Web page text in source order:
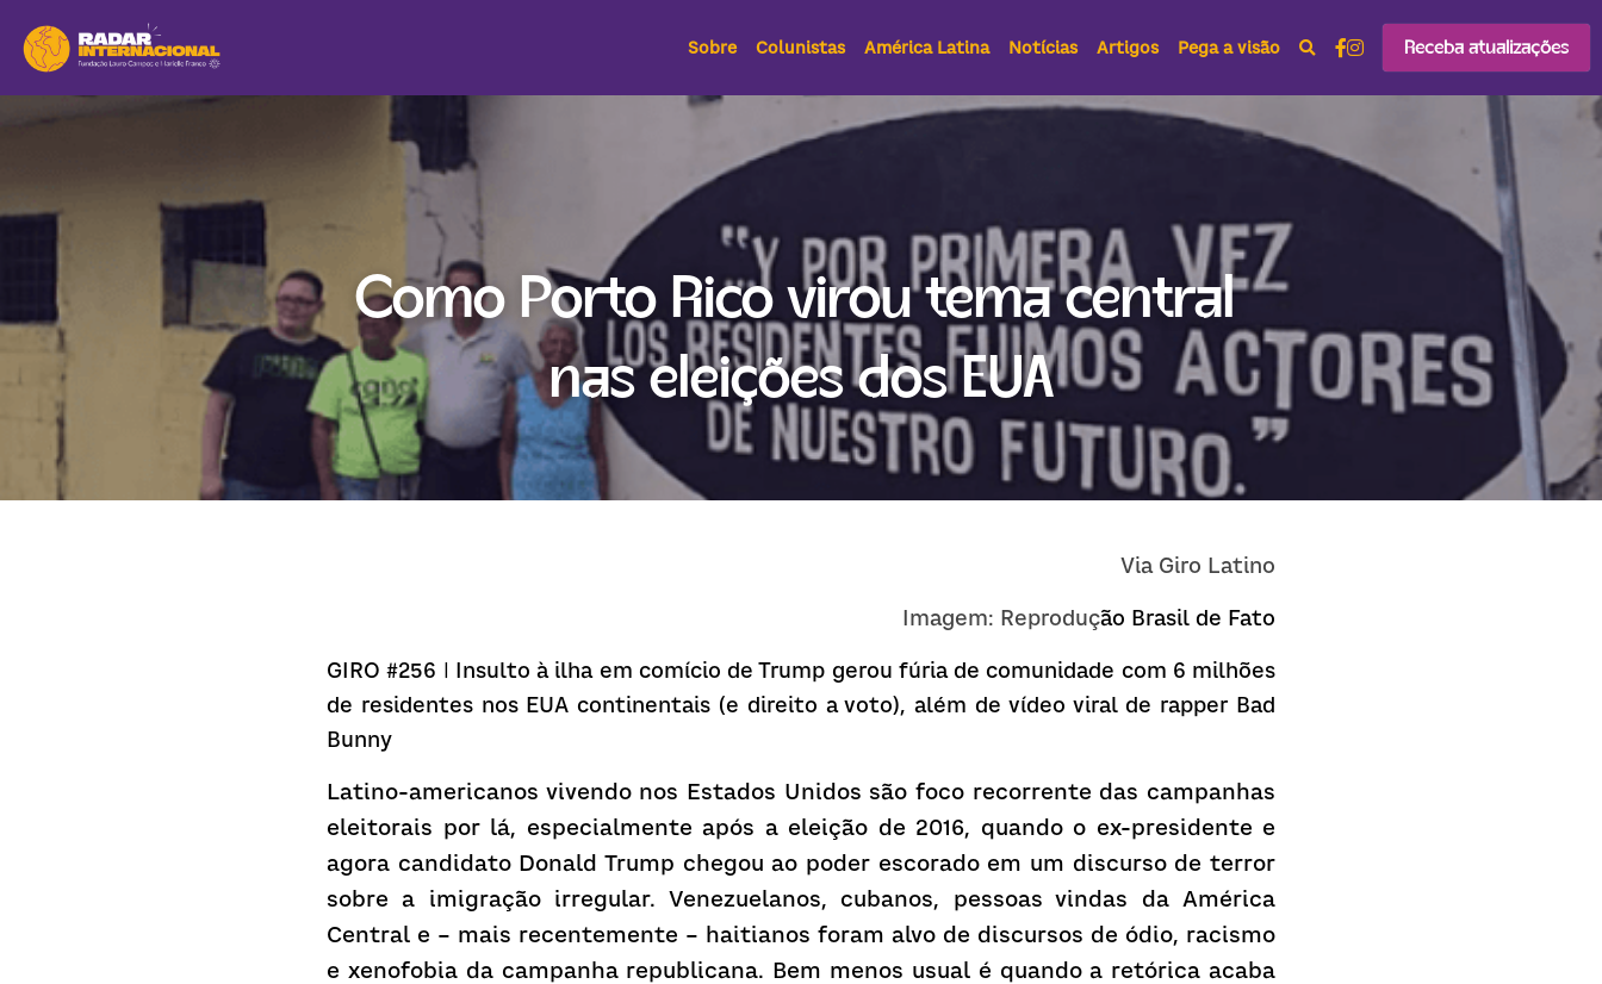
Sobre Colunistas América Latina Notícias Artigos Pega a visão Receba atualizações
Como Porto Rico virou tema central
nas eleições dos EUA
Via Giro Latino
Imagem: Reprodução Brasil de Fato
GIRO #256 | Insulto à ilha em comício de Trump gerou fúria de comunidade com 6 milhões
de residentes nos EUA continentais (e direito a voto), além de vídeo viral de rapper Bad
Bunny
Latino-americanos vivendo nos Estados Unidos são foco recorrente das campanhas
eleitorais por lá, especialmente após a eleição de 2016, quando o ex-presidente e
agora candidato Donald Trump chegou ao poder escorado em um discurso de terror
sobre a imigração irregular. Venezuelanos, cubanos, pessoas vindas da América
Central e – mais recentemente – haitianos foram alvo de discursos de ódio, racismo
e xenofobia da campanha republicana. Bem menos usual é quando a retórica acaba